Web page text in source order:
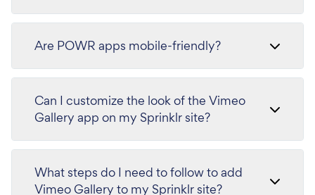
Are POWR apps mobile-friendly?
Can I customize the look of the Vimeo
Gallery app on my Sprinklr site?
What steps do I need to follow to add
Vimeo Gallery to my Sprinklr site?